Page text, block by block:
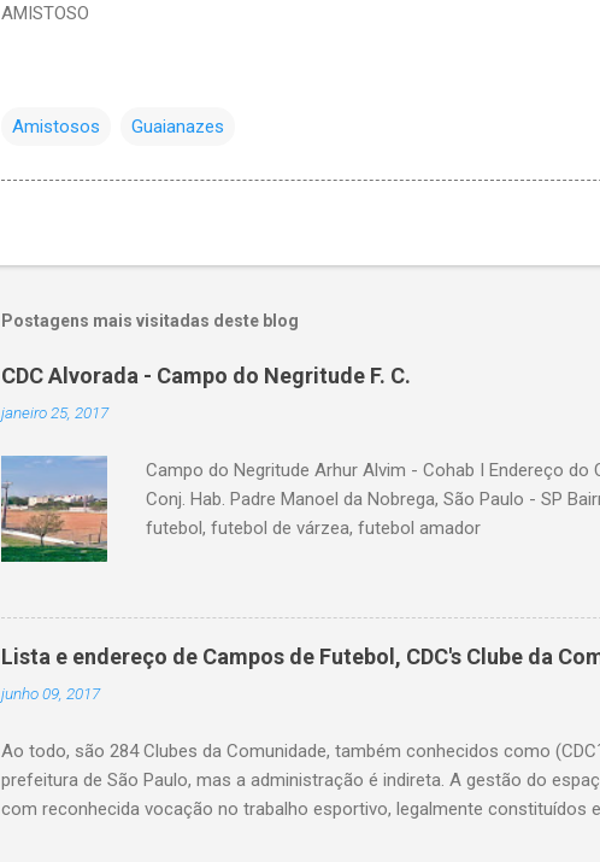
AMISTOSO
Amistosos Guaianazes
Postagens mais visitadas deste blog
CDC Alvorada - Campo do Negritude F. C.
janeiro 25, 2017
Campo do Negritude Arhur Alvim - Cohab I Endereço do
Conj. Hab. Padre Manoel da Nobrega, São Paulo - SP
futebol, futebol de várzea, futebol amador
Lista e endereço de Campos de Futebol, CDC's Clube da
junho 09, 2017
Ao todo, são 284 Clubes da Comunidade, também conhecidos como
prefeitura de São Paulo, mas a administração é indireta. A gestão do
com reconhecida vocação no trabalho esportivo, legalmente constituídos